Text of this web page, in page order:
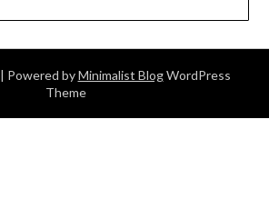
| Powered byMinimalist BlogWordPress
Theme